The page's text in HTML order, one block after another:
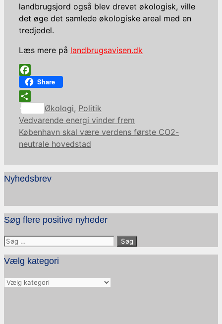
landbrugsjord også blev drevet økologisk, ville
det øge det samlede økologiske areal med en
tredjedel.
Læs mere på landbrugsavisen.dk
Facebook
Share
Share
Kategorier
Økologi, Politik
Vedvarende energi vinder frem
København skal være verdens første CO2-
neutrale hovedstad
Nyhedsbrev
Søg flere positive nyheder
Søg
efter:
Vælg kategori
Vælg